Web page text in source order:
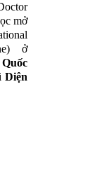
mở
ở
Diện